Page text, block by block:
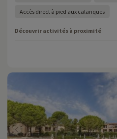
Accès direct à pied aux calanques
Découvrir activités à proximité